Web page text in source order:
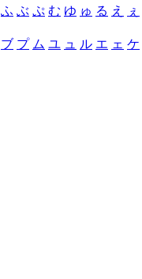
ふ ぶ ぷ む ゆ ゅ る え ぇ
ブ プ ム ユ ュ ル エ ェ ケ